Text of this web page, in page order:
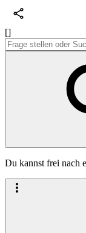
[]
Du kannst frei nach